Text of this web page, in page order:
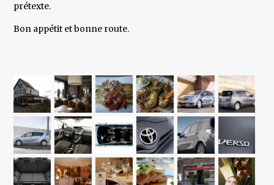
prétexte.
Bon appétit et bonne route.